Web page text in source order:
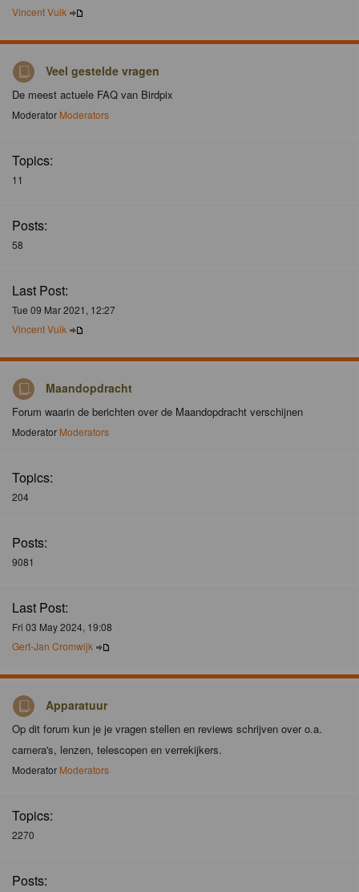
Vincent Vuik
Veel gestelde vragen
De meest actuele FAQ van Birdpix
Moderator Moderators
Topics:
11
Posts:
58
Last Post:
Tue 09 Mar 2021, 12:27
Vincent Vuik
Maandopdracht
Forum waarin de berichten over de Maandopdracht verschijnen
Moderator Moderators
Topics:
204
Posts:
9081
Last Post:
Fri 03 May 2024, 19:08
Gert-Jan Cromwijk
Apparatuur
Op dit forum kun je je vragen stellen en reviews schrijven over o.a.
camera's, lenzen, telescopen en verrekijkers.
Moderator Moderators
Topics:
2270
Posts: